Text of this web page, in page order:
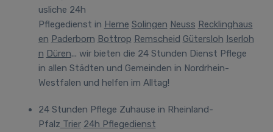
usliche 24h
Pflegedienst in Herne Solingen Neuss Recklinghaus
en Paderborn Bottrop Remscheid Gütersloh Iserloh
n Düren... wir bieten die 24 Stunden Dienst Pflege
in allen Städten und Gemeinden in Nordrhein-
Westfalen und helfen im Alltag!
24 Stunden Pflege Zuhause in Rheinland-
Pfalz Trier 24h Pflegedienst